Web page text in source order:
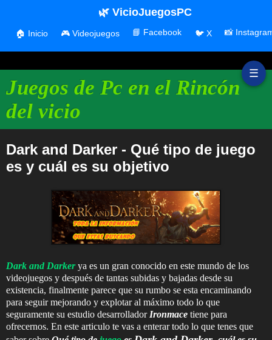
☰
Juegos de Pc en el Rincón
del vicio
🌿 VicioJuegosPC
🏠 Inicio 🎮 Videojuegos 📘 Facebook 🐦 X 📸
Dark and Darker - Qué tipo de juego
es y cuál es su objetivo
Dark and Darkerya es un gran conocido en este mundo de los
videojuegos y después de tantas subidas y bajadas desde su
existencia, finalmente parece que su rumbo se esta encaminando
para seguir mejorando y explotar al máximo todo lo que
seguramente su estudio desarrollador Ironmace tiene para
ofrecernos. En este articulo te vas a enterar todo lo que tenes que